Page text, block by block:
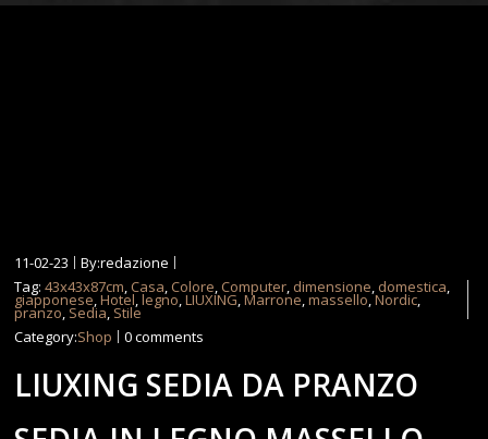
11-02-23
By:redazione
Tag:43x43x87cm, Casa, Colore, Computer, dimensione, domestica,
giapponese,Hotel,legno,LIUXING,Marrone,massello,Nordic,
pranzo, Sedia, Stile
Category:Shop 0 comments
LIUXING SEDIA DA PRANZO